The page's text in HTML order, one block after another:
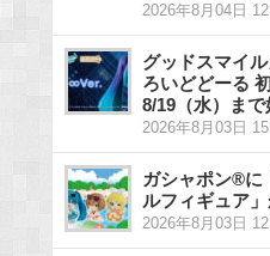
2026年8月04日
グッドスマイ
ろいどどーる
8/19（水）まで
2026年8月03日
ガシャポン®に
ルフィギュア」
2026年8月03日